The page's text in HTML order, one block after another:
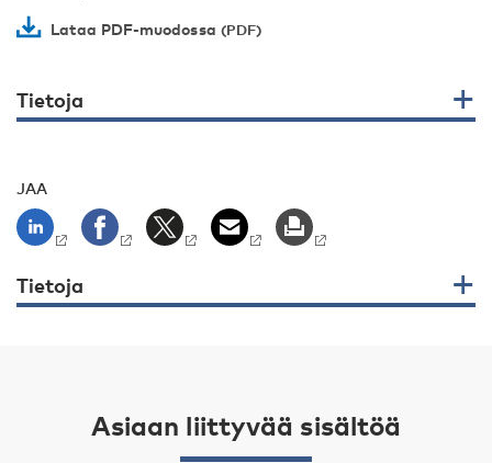
Lataa PDF-muodossa
Tietoja
JAA
Tietoja
Asiaan liittyvää sisältöä